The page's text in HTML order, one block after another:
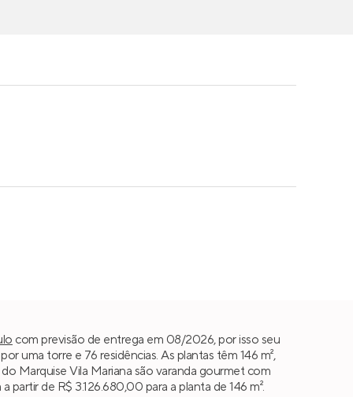
com previsão de entrega em 08/2026, por isso seu
uma torre e 76 residências. As plantas têm 146 m²,
Marquise Vila Mariana são varanda gourmet com
de R$ 3.126.680,00 para a planta de 146 m².